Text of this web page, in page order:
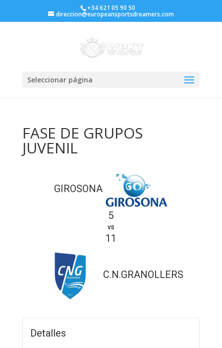
+34 621 05 90 50
direccion@europeansportsdreamers.com
Seleccionar página
FASE DE GRUPOS
JUVENIL
GIROSONA
5
vs
11
C.N.GRANOLLERS
Detalles